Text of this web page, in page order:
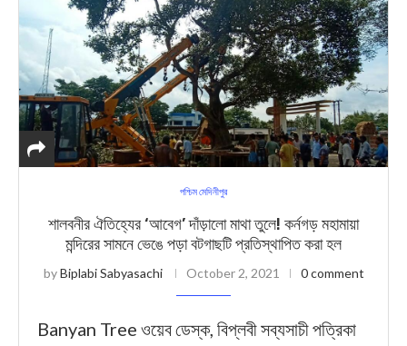
পশ্চিম মেদিনীপুর
শালবনীর ঐতিহ্যের ‘আবেগ’ দাঁড়ালো মাথা তুলে! কর্নগড় মহাম‍ায়া
মন্দিরের সামনে ভেঙে পড়া বটগাছটি প্রতিস্থাপিত করা হল
byBiplabi Sabyasachi October 2, 2021 0 comment
Banyan Tree ওয়েব ডেস্ক, বিপ্লবী সব্যসাচী পত্রিকা